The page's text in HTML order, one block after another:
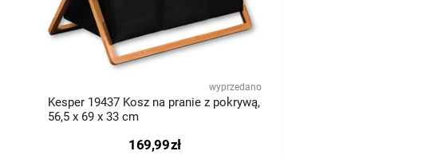
wyprzedano
Kesper 19437 Kosz na pranie z pokrywą,
56,5 x 69 x 33 cm
169,99zł